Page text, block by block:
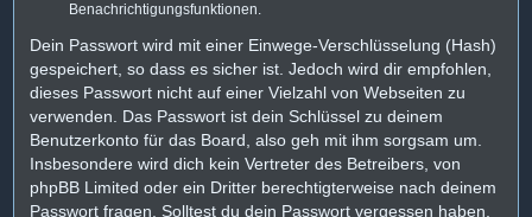
Benachrichtigungsfunktionen.
Dein Passwort wird mit einer Einwege-Verschlüsselung (Hash)
gespeichert, so dass es sicher ist. Jedoch wird dir empfohlen,
dieses Passwort nicht auf einer Vielzahl von Webseiten zu
verwenden. Das Passwort ist dein Schlüssel zu deinem
Benutzerkonto für das Board, also geh mit ihm sorgsam um.
Insbesondere wird dich kein Vertreter des Betreibers, von
phpBB Limited oder ein Dritter berechtigterweise nach deinem
Passwort fragen. Solltest du dein Passwort vergessen haben,